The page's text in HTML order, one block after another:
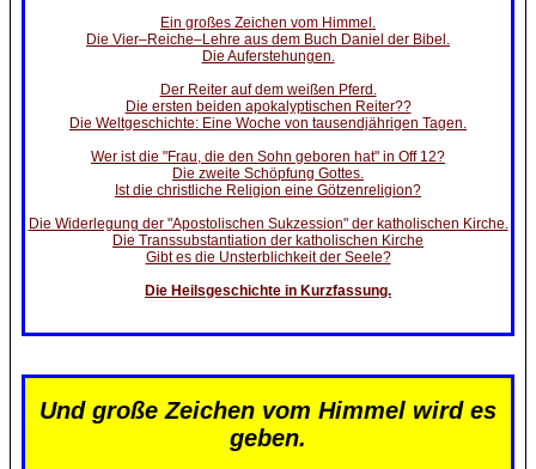
Ein großes Zeichen vom Himmel.
Die Vier–Reiche–Lehre aus dem Buch Daniel der Bibel.
Die Auferstehungen.
Der Reiter auf dem weißen Pferd.
Die ersten beiden apokalyptischen Reiter??
Die Weltgeschichte: Eine Woche von tausendjährigen Tagen.
Wer ist die "Frau, die den Sohn geboren hat" in Off 12?
Die zweite Schöpfung Gottes.
Ist die christliche Religion eine Götzenreligion?
Die Widerlegung der "Apostolischen Sukzession" der katholischen Kirche.
Die Transsubstantiation der katholischen Kirche
Gibt es die Unsterblichkeit der Seele?
Die Heilsgeschichte in Kurzfassung.
Und große Zeichen vom Himmel wird es
geben.